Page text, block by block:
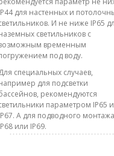
для настенных и
И не ниже IP65
светильников с
временным
под воду.
специальных случаев,
для подсветки
рекомендуются
параметром IP65
А для подводного
или IP69.